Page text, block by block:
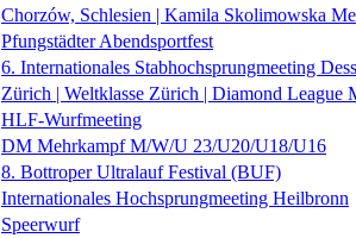
Chorzów, Schlesien | Kamila Skolimowska
Pfungstädter Abendsportfest
6. Internationales Stabhochsprungmeeting
Zürich | Weltklasse Zürich | Diamond League
HLF-Wurfmeeting
DM Mehrkampf M/W/U 23/U20/U18/U16
8. Bottroper Ultralauf Festival (BUF)
Internationales Hochsprungmeeting Heilbronn
Speerwurf